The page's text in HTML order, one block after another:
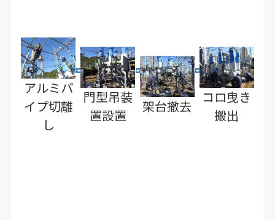
アルミパ
イプ切離
し
門型吊装
置設置
架台撤去
コロ曳き
搬出